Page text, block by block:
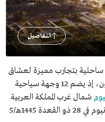
التفاصيل
بتجارب مميزة لعشاق
الترفيه والاستكشاف والابتكار والفنون، إذ يضم 12 وجهة سياحية
شمال غرب المملكة العربية
السعودية، أعلن عنه مجلس إدارة نيوم في 28 ذو القعدة 1445هـ/5